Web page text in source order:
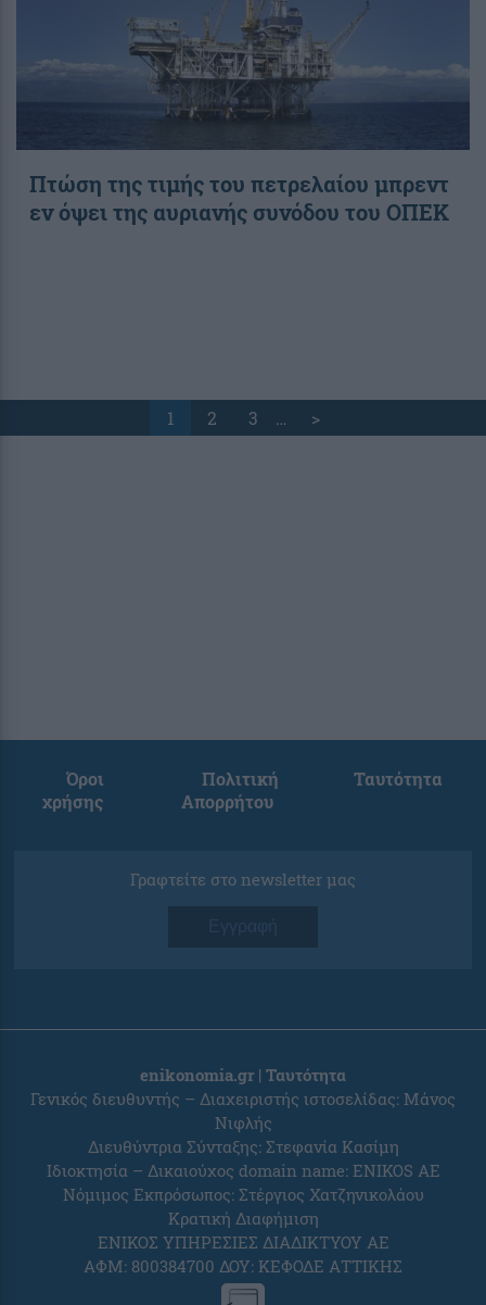
Πτώση της τιμής του πετρελαίου μπρεντ
εν όψει της αυριανής συνόδου του ΟΠΕΚ
1 2 3 … >
Όροι
χρήσης
Πολιτική
Απορρήτου
Ταυτότητα
Γραφτείτε στο newsletter μας
Εγγραφή
enikonomia.gr | Ταυτότητα
Γενικός διευθυντής – Διαχειριστής ιστοσελίδας: Μάνος
Νιφλής
Διευθύντρια Σύνταξης: Στεφανία Κασίμη
Ιδιοκτησία – Δικαιούχος domain name: ENIKOS AE
Νόμιμος Εκπρόσωπος: Στέργιος Χατζηνικολάου
Κρατική Διαφήμιση
ΕΝΙΚΟΣ ΥΠΗΡΕΣΙΕΣ ΔΙΑΔΙΚΤΥΟΥ ΑΕ
ΑΦΜ: 800384700 ΔΟΥ: ΚΕΦΟΔΕ ΑΤΤΙΚΗΣ